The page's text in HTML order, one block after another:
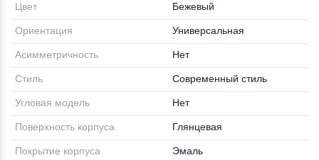
Цвет Бежевый
Ориентация Универсальная
Асимметричность Нет
Стиль Современный стиль
Угловая модель Нет
Поверхность корпуса Глянцевая
Покрытие корпуса Эмаль